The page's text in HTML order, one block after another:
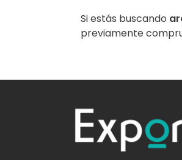
Si estás buscando
previamente